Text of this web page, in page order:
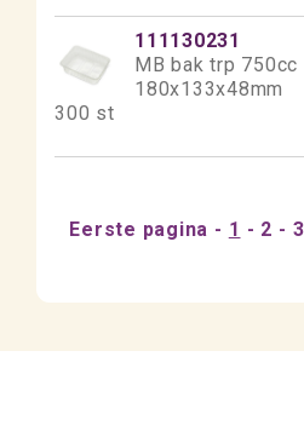
111130231
MB bak trp 750cc
180x133x48mm
300 st
Eerste pagina 1 2 3